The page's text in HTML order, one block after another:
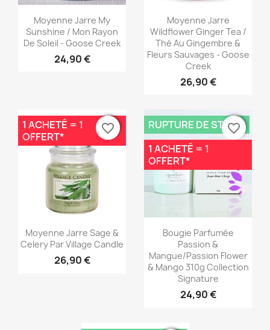
Aperçu rapide
Moyenne Jarre My
Sunshine / Mon Rayon
De Soleil - Goose Creek
24,90 €
Aperçu rapide
Moyenne Jarre
Wildflower Ginger Tea /
Thé Au Gingembre &
Fleurs Sauvages - Goose
Creek
26,90 €
Aperçu rapide
Moyenne Jarre Sage &
Celery Par Village Candle
26,90 €
1 ACHETÉ = 1
OFFERT*
favorite_border
favorite_border
Aperçu rapide
Bougie Parfumée
Passion &
Mangue/Passion Flower
& Mango 310g Collection
Signature
24,90 €
RUPTURE DE STOCK
1 ACHETÉ = 1
OFFERT*
favorite_border
favorite_border